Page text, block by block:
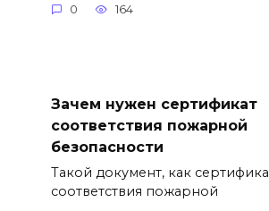
0 164
Зачем нужен сертификат
соответствия пожарной
безопасности
Такой документ, как
соответствия пожарной